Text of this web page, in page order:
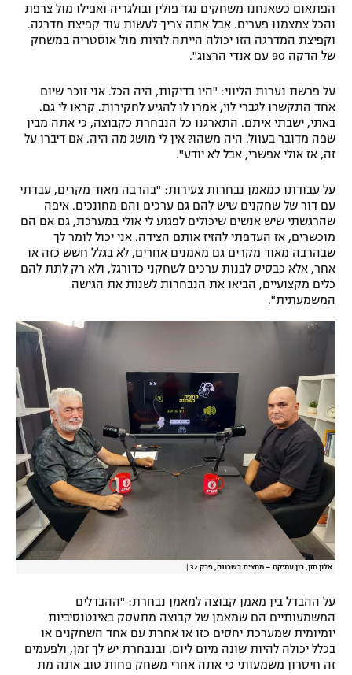
הפתאום כשאנחנו משחקים נגד פולין ובולגריה ואפילו מול צרפת
והכל צמצמנו פערים. אבל אתה צריך לעשות עוד קפיצת מדרגה.
וקפיצת המדרגה הזו יכולה הייתה להיות מול אוסטריה במשחק
של הדקה 90 עם אנדי הרצוג".
על פרשת נערות הליווי: "היו בדיקות, היה הכל. אני זוכר שיום
אחד התקשרו לגברי לוי, אמרו לו להגיע לחקירות. קראו לי גם.
באתי, ישבתי איתם. התארגנו כל הנבחרת כקבוצה, כי אתה מבין
שפה מדובר בעוול. היה משהו? אין לי מושג מה היה. אם דיברו על
זה, אז אולי אפשרי, אבל לא יודע".
על עבודתו כמאמן נבחרות צעירות: "בהרבה מאוד מקרים, עבדתי
עם דור של שחקנים שיש להם גם ערכים והם מחונכים. איפה
שהרגשתי שיש אנשים שיכולים לפגוע לי אולי במערכת, גם אם הם
מוכשרים, אז העדפתי להזיז אותם הצידה. אני יכול לומר לך
שבהרבה מאוד מקרים גם מאמנים אחרים, לא בגלל חשש כזה או
אחר, אלא כבסיס לבנות ערכים לשחקני כדורגל, ולא רק לתת להם
כלים מקצועיים, הביאו את הנבחרות לשנות את הגישה
המשמעתית".
אלון חזן, רון עמיקם – מחצית בשכונה, פרק 32
על ההבדל בין מאמן קבוצה למאמן נבחרת: "ההבדלים
המשמעותיים הם שמאמן של קבוצה מתעסק באינטנסיביות
יומיומית שמערכת יחסים כזו או אחרת עם אחד השחקנים או
בכלל יכולה להיות שונה מיום ליום. ובנבחרת יש לך זמן, ולפעמים
זה חיסרון משמעותי כי אתה אחרי משחק פחות טוב אתה מת